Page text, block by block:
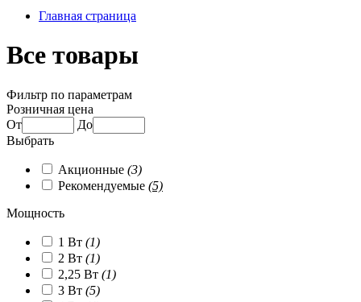
Главная страница
Все товары
Фильтр по параметрам
Розничная цена
От
До
Выбрать
Акционные (3)
Рекомендуемые (5)
Мощность
1 Вт (1)
2 Вт (1)
2,25 Вт (1)
3 Вт (5)